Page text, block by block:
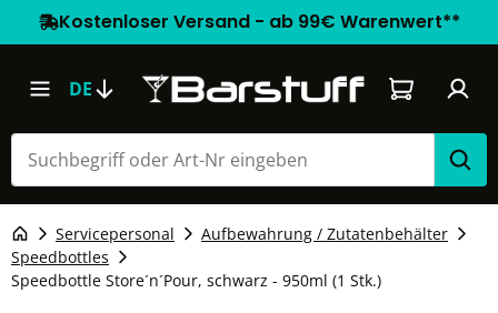
Kostenloser Versand - ab 99€ Warenwert**
DE Warenkorb
Servicepersonal
Aufbewahrung / Zutatenbehälter
Speedbottles
Speedbottle Store´n´Pour, schwarz - 950ml (1 Stk.)